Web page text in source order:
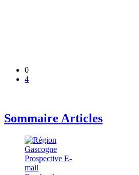
0
4
Sommaire Articles